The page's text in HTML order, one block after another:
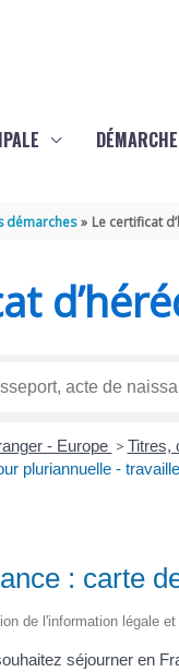
démarches Le certificat
- Europe > Titres,
pluriannuelle -
: carte
de l'information légale
séjourner en